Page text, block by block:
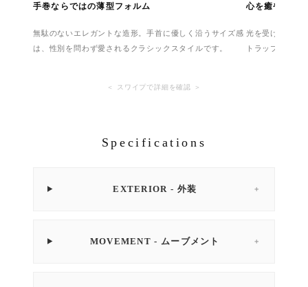
手巻ならではの薄型フォルム
無駄のないエレガントな造形。手首に優しく沿うサイズ感
は、性別を問わず愛されるクラシックスタイルです。
心を癒やすラ
光を受けて繊細
トラップが全体
＜ スワイプで詳細を確認 ＞
Specifications
EXTERIOR - 外装 ＋
MOVEMENT - ムーブメント ＋